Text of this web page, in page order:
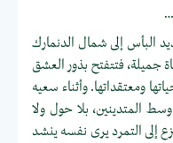
البأس إلى شمال الدنمارك
جميلة، فتتفتح بذور العشق
ومعتقداتها. وأثناء سعيه
المتدينين، بلا حول ولا
إلى التمرد يرى نفسه ينشد